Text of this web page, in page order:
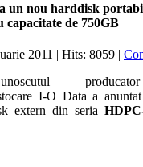
un nou harddisk
capacitate de 750GB
2011 | Hits: 8059 |
I-O Data a
extern din seria